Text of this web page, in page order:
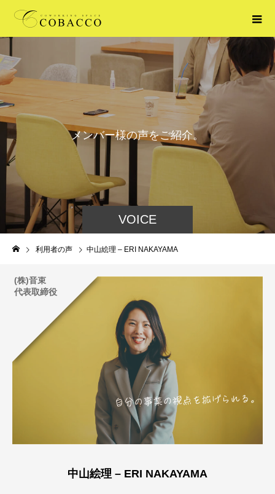
VOICE
メンバー様の声をご紹介。
利用者の声 中山絵理 – ERI NAKAYAMA
(株)音束
代表取締役
中山絵理 – ERI NAKAYAMA